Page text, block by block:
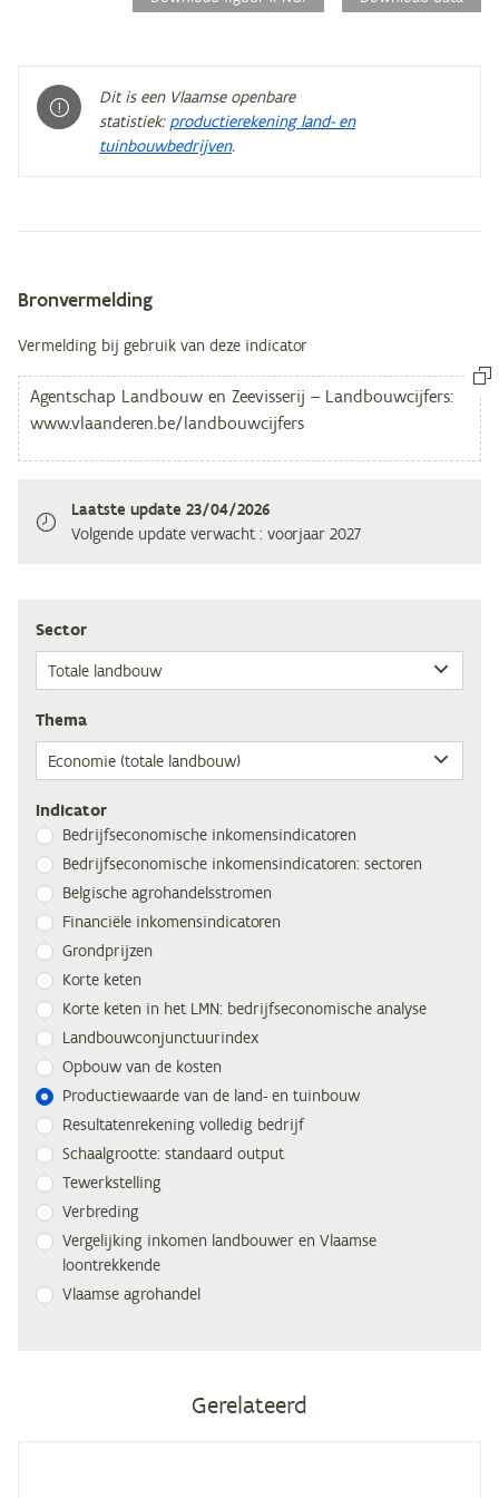
Dit is een Vlaamse openbare
statistiek: productierekening land- en
tuinbouwbedrijven.
Metagegevens
Bronvermelding
Vermelding bij gebruik van deze indicator
Laatste update 23/04/2026
Volgende update verwacht: voorjaar 2027
Sec­tor
The­ma
Indicator
Be­drijfs­eco­no­mi­sche inkomensindicatoren
Be­drijfs­eco­no­mi­sche in­ko­mens­in­di­ca­to­ren: sectoren
Bel­gi­sche agrohandelsstromen
Fi­nan­ci­ë­le inkomensindicatoren
Grond­prij­zen
Kor­te keten
Kor­te ke­ten in het LMN: be­drijfs­eco­no­mi­sche analyse
Land­bouw­con­junc­tuur­in­dex
Op­bouw van de kosten
Pro­duc­tie­waar­de van de land- en tuinbouw
Re­sul­ta­ten­re­ke­ning vol­le­dig bedrijf
Schaal­groot­te: stan­daard output
Te­werk­stel­ling
Ver­bre­ding
Ver­ge­lij­king in­ko­men land­bou­wer en Vlaam­se
loontrekkende
Vlaam­se agrohandel
Gerelateerd